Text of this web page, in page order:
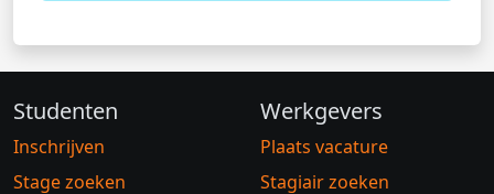
Studenten
Inschrijven
Stage zoeken
Werkgevers
Plaats vacature
Stagiair zoeken